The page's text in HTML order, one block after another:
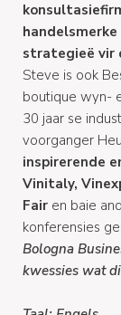
strategieë vir
Steve is ook
boutique wyn-
30 jaar se
voorganger
inspirerende
Vinitaly,
Fair en baie
konferensies
Bologna
kwessies wat